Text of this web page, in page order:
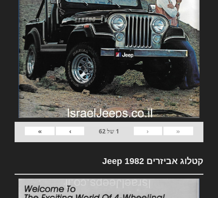
«
‹
1 של62
›
»
קטלוג אביזרים 1982 Jeep